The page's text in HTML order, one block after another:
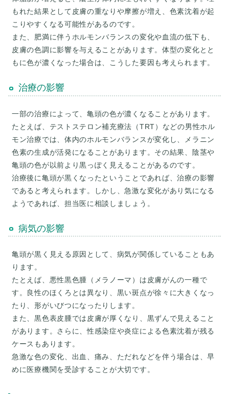
もれた結果として皮膚の重なりや摩擦が増え、色素沈着が起
こりやすくなる可能性があるのです。
また、肥満に伴うホルモンバランスの変化や血流の低下も、
皮膚の色調に影響を与えることがあります。体型の変化とと
治療の影響
一部の治療によって、亀頭の色が濃くなることがあります。
たとえば、テストステロン補充療法（TRT）などの男性ホル
モン治療では、体内のホルモンバランスが変化し、メラニン
色素の生成が活発になることがあります。その結果、陰茎や
亀頭の色が以前より黒っぽく見えることがあるのです。
治療後に亀頭が黒くなったということであれば、治療の影響
であると考えられます。しかし、急激な変化があり気になる
病気の影響
亀頭が黒く見える原因として、病気が関係していることもあ
ります。
たとえば、悪性黒色腫（メラノーマ）は皮膚がんの一種で
す。良性のほくろとは異なり、黒い斑点が徐々に大きくなっ
たり、形がいびつになったりします。
また、黒色表皮腫では皮膚が厚くなり、黒ずんで見えること
があります。さらに、性感染症や炎症による色素沈着が残る
ケースもあります。
急激な色の変化、出血、痛み、ただれなどを伴う場合は、早